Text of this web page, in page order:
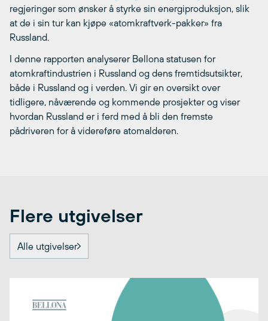
regjeringer som ønsker å styrke sin energiproduksjon, slik
at de i sin tur kan kjøpe «atomkraftverk-pakker» fra
Russland.
I denne rapporten analyserer Bellona statusen for
atomkraftindustrien i Russland og dens fremtidsutsikter,
både i Russland og i verden. Vi gir en oversikt over
tidligere, nåværende og kommende prosjekter og viser
hvordan Russland er i ferd med å bli den fremste
pådriveren for å videreføre atomalderen.
Flere utgivelser
Alle utgivelser